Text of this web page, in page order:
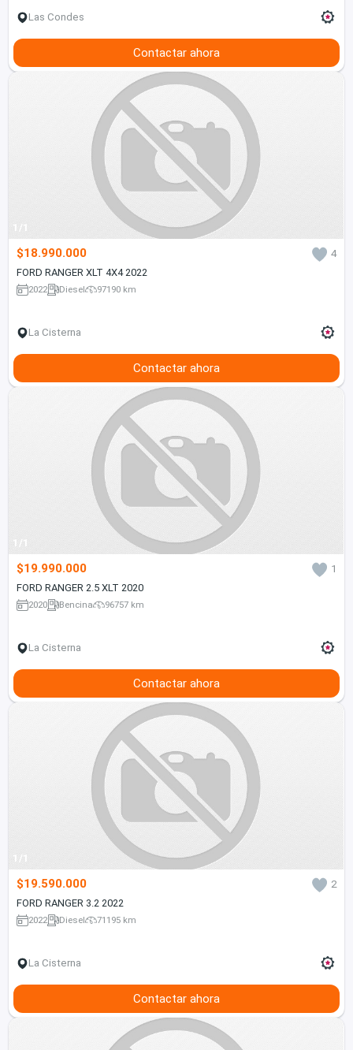
Las Condes
Contactar ahora
1/1
$18.990.000
4
FORD RANGER XLT 4X4 2022
2022 Diesel 97190 km
La Cisterna
Contactar ahora
1/1
$19.990.000
1
FORD RANGER 2.5 XLT 2020
2020 Bencina 96757 km
La Cisterna
Contactar ahora
1/1
$19.590.000
2
FORD RANGER 3.2 2022
2022 Diesel 71195 km
La Cisterna
Contactar ahora